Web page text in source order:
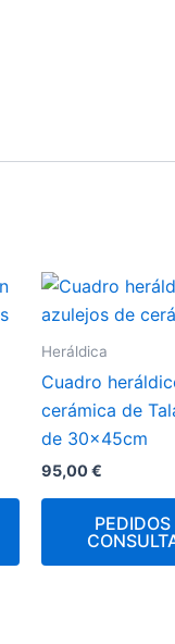
Heráldica
Cuadro
cerámica de
de 30x45cm
95,00€